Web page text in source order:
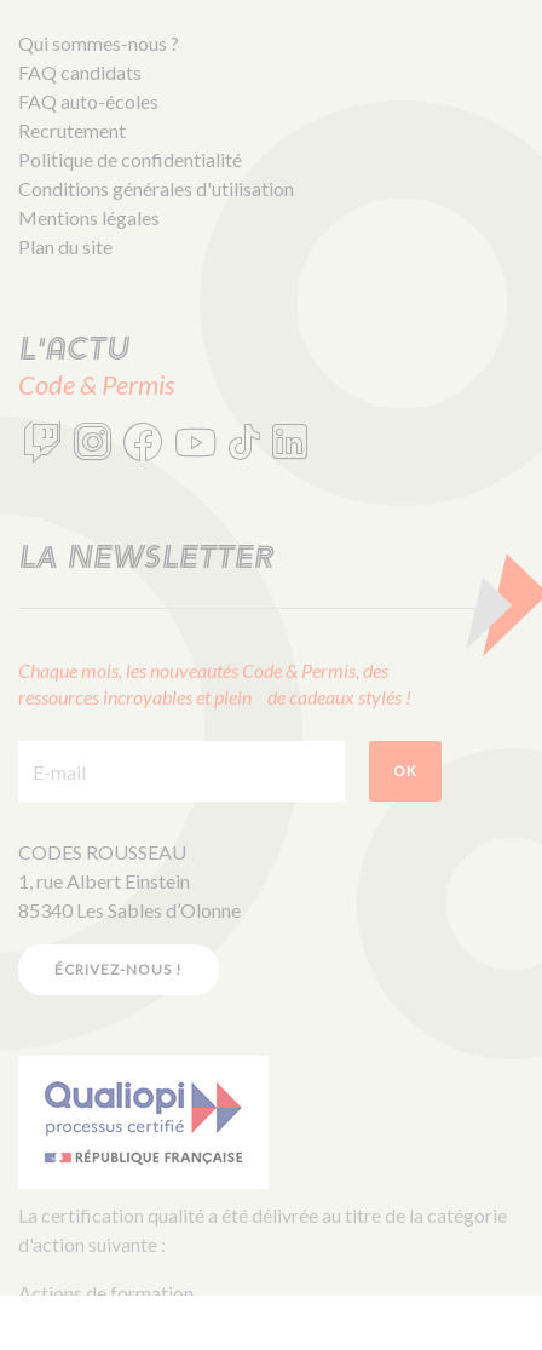
Qui sommes-nous ?
FAQ candidats
FAQ auto-écoles
Recrutement
Politique de confidentialité
Conditions générales d'utilisation
Mentions légales
Plan du site
L'actu
Code & Permis
LA NEWSLETTER
Chaque mois, les nouveautés Code & Permis, des
ressources incroyables et plein de cadeaux stylés !
OK
CODES ROUSSEAU
1, rue Albert Einstein
85340 Les Sables d’Olonne
ÉCRIVEZ-NOUS !
La certification qualité a été délivrée au titre de la catégorie
d'action suivante :
Actions de formation